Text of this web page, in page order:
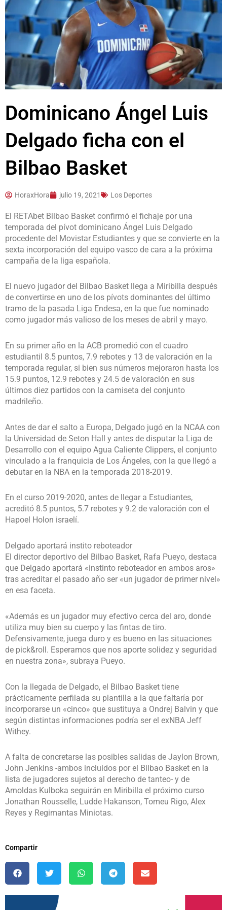
Dominicano Ángel Luis
Delgado ficha con el
Bilbao Basket
HoraxHora julio 19, 2021 Los Deportes
El RETAbet Bilbao Basket confirmó el fichaje por una
temporada del pívot dominicano Ángel Luis Delgado
procedente del Movistar Estudiantes y que se convierte en la
sexta incorporación del equipo vasco de cara a la próxima
campaña de la liga española.
El nuevo jugador del Bilbao Basket llega a Miribilla después
de convertirse en uno de los pívots dominantes del último
tramo de la pasada Liga Endesa, en la que fue nominado
como jugador más valioso de los meses de abril y mayo.
En su primer año en la ACB promedió con el cuadro
estudiantil 8.5 puntos, 7.9 rebotes y 13 de valoración en la
temporada regular, si bien sus números mejoraron hasta los
15.9 puntos, 12.9 rebotes y 24.5 de valoración en sus
últimos diez partidos con la camiseta del conjunto
madrileño.
Antes de dar el salto a Europa, Delgado jugó en la NCAA con
la Universidad de Seton Hall y antes de disputar la Liga de
Desarrollo con el equipo Agua Caliente Clippers, el conjunto
vinculado a la franquicia de Los Ángeles, con la que llegó a
debutar en la NBA en la temporada 2018-2019.
En el curso 2019-2020, antes de llegar a Estudiantes,
acreditó 8.5 puntos, 5.7 rebotes y 9.2 de valoración con el
Hapoel Holon israelí.
Delgado aportará instito reboteador
El director deportivo del Bilbao Basket, Rafa Pueyo, destaca
que Delgado aportará «instinto reboteador en ambos aros»
tras acreditar el pasado año ser «un jugador de primer nivel»
en esa faceta.
«Además es un jugador muy efectivo cerca del aro, donde
utiliza muy bien su cuerpo y las fintas de tiro.
Defensivamente, juega duro y es bueno en las situaciones
de pick&roll. Esperamos que nos aporte solidez y seguridad
en nuestra zona», subraya Pueyo.
Con la llegada de Delgado, el Bilbao Basket tiene
prácticamente perfilada su plantilla a la que faltaría por
incorporarse un «cinco» que sustituya a Ondrej Balvin y que
según distintas informaciones podría ser el exNBA Jeff
Withey.
A falta de concretarse las posibles salidas de Jaylon Brown,
John Jenkins -ambos incluidos por el Bilbao Basket en la
lista de jugadores sujetos al derecho de tanteo- y de
Arnoldas Kulboka seguirán en Miribilla el próximo curso
Jonathan Rousselle, Ludde Hakanson, Tomeu Rigo, Alex
Reyes y Regimantas Miniotas.
Compartir